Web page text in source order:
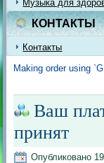
Музыка для
КОНТАКТЫ
Контакты
Making order using
Ваш
принят
Опубликовано